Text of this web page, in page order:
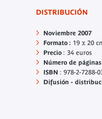
DISTRIBUCIÓN
Noviembre 2007
Formato : 19 x 20
Precio: 34 euros
Número de páginas
ISBN : 978-2-7288-
Difusión -